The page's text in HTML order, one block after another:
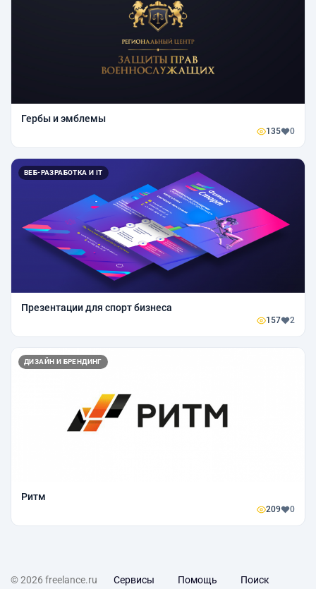
Гербы и эмблемы
135 0
ВЕБ-РАЗРАБОТКА И IT
Презентации для спорт бизнеса
157 2
ДИЗАЙН И БРЕНДИНГ
Ритм
209 0
© 2026 freelance.ru Сервисы Помощь Поиск